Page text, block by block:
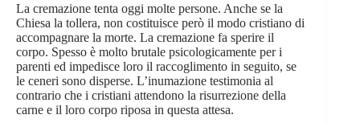
La cremazione tenta oggi molte persone. Anche se la
Chiesa la tollera, non costituisce però il modo cristiano di
accompagnare la morte. La cremazione fa sperire il
corpo. Spesso è molto brutale psicologicamente per i
parenti ed impedisce loro il raccoglimento in seguito, se
le ceneri sono disperse. L’inumazione testimonia al
contrario che i cristiani attendono la risurrezione della
carne e il loro corpo riposa in questa attesa.